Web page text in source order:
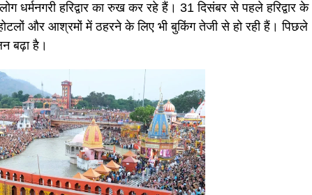
धर्मनगरी हरिद्वार का रुख कर रहे हैं। 31 दिसंबर से पहले हरिद्वार के
और आश्रमों में ठहरने के लिए भी बुकिंग तेजी से हो रही हैं। पिछले
बढ़ा है।